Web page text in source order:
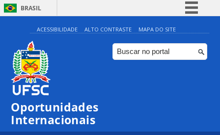
BRASIL
Simplifique!
Comunica BR
Participe
ACESSIBILIDADE ALTO CONTRASTE MAPA DO SITE
Oportunidades
Internacionais